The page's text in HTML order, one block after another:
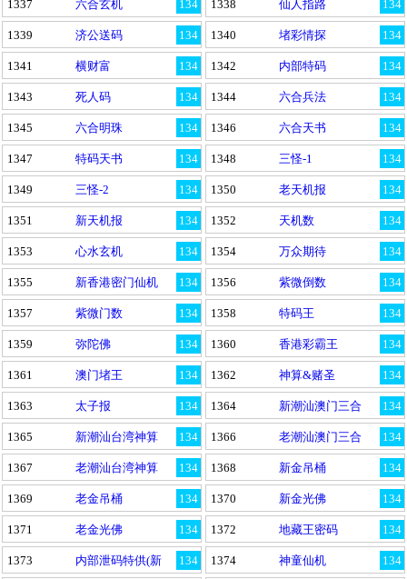
134
1337 六合玄机 134
1338 仙人指路
134
1339 济公送码 134
1340 堵彩情探
134
1341 横财富 134
1342 内部特码
134
1343 死人码 134
1344 六合兵法
134
1345 六合明珠 134
1346 六合天书
134
1347 特码天书 134
1348 三怪-1
134
1349 三怪-2 134
1350 老天机报
134
1351 新天机报 134
1352 天机数
134
1353 心水玄机 134
1354 万众期待
134
1355 新香港密门仙机 134
1356 紫微倒数
134
1357 紫微门数 134
1358 特码王
134
1359 弥陀佛 134
1360 香港彩霸王
134
1361 澳门堵王 134
1362 神算&赌圣
134
1363 太子报 134
1364 新潮汕澳门三合
134
1365 新潮汕台湾神算 134
1366 老潮汕澳门三合
134
1367 老潮汕台湾神算 134
1368 新金吊桶
134
1369 老金吊桶 134
1370 新金光佛
134
1371 老金光佛 134
1372 地藏王密码
134
1373
内部泄码特供(新
134
1374 神童仙机